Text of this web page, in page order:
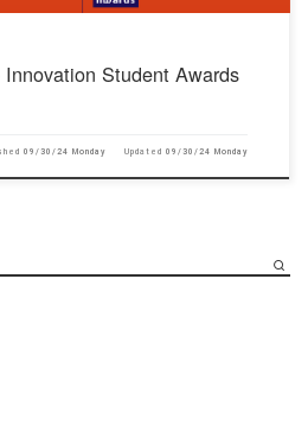
Student Awards
09/30/24 Monday Updated09/30/24 Monday